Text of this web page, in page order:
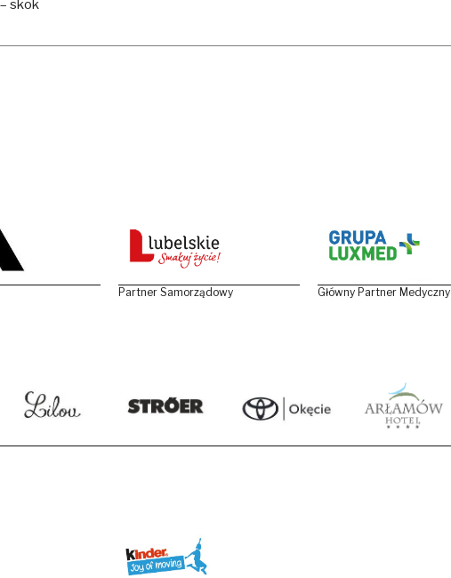
skok
Partner Samorządowy Główny Partner Medyczny